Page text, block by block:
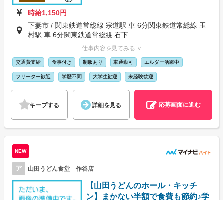
時給1,150円
下妻市 / 関東鉄道常総線 宗道駅 車 6分関東鉄道常総線 玉
村駅 車 6分関東鉄道常総線 石下...
仕事内容を見てみる ∨
交通費支給 食事付き 制服あり 車通勤可 エルダー活躍中
フリーター歓迎 学歴不問 大学生歓迎 未経験歓迎
キープする 詳細を見る 応募画面に進む
NEW
ア 山田うどん食堂 作谷店
【山田うどんのホール・キッチ
ン】まかない半額で食費も節約♪学